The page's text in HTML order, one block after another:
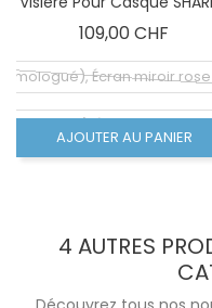
109,00 CHF
Écran miroir
AJOUTER AU PANIER
4 AUTRES